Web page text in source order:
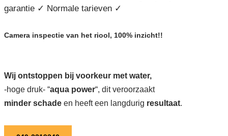
garantie ✓ Normale tarieven ✓
Camera inspectie van het riool, 100% inzicht!!
Wij ontstoppen bij voorkeur met water,
-hoge druk- “aqua power“, dit veroorzaakt
minder schadeen heeft een langdurig resultaat.